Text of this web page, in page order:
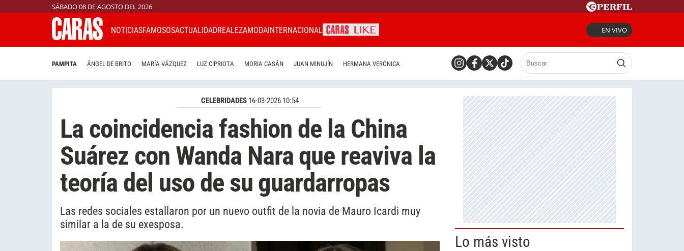
SÁBADO 08 DE AGOSTO DEL 2026
NOTICIASFAMOSOSACTUALIDADREALEZAMODAINTERNACIONAL EN VIVO
PAMPITA ÁNGEL DE BRITO MARÍA VÁZQUEZ LUZ CIPRIOTA MORIA CASÁN JUAN MINUJÍN HERMANA VERÓNICA
CELEBRIDADES 16-03-2026 10:54
La coincidencia fashion de la China
Suárez con Wanda Nara que reaviva la
teoría del uso de su guardarropas
Las redes sociales estallaron por un nuevo outfit de la novia de Mauro Icardi muy
similar a la de su exesposa.
Lo más visto